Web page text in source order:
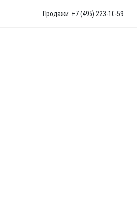
Продажи: +7 (495) 223-10-59